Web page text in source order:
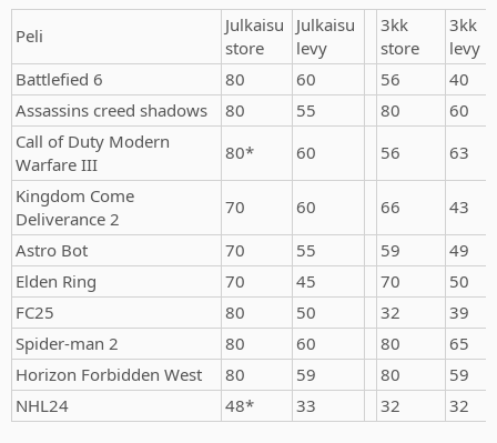
Peli
Julkaisu
store
Julkaisu
levy
3kk
store
3kk
levy
Battlefied 6
80 60 56
40
Assassins creed shadows
80 55 80
60
Call of Duty Modern
Warfare III
80* 60 56
63
Kingdom Come
Deliverance 2
70 60 66
43
Astro Bot
70 55 59
49
Elden Ring
70 45 70
50
FC25
80 50 32
39
Spider-man 2
80 60 80
65
Horizon Forbidden West
80 59 80
59
NHL24
48* 33 32 32